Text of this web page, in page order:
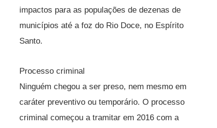
impactos para as populações de dezenas de
municípios até a foz do Rio Doce, no Espírito
Santo.
Processo criminal
Ninguém chegou a ser preso, nem mesmo em
caráter preventivo ou temporário. O processo
criminal começou a tramitar em 2016 com a